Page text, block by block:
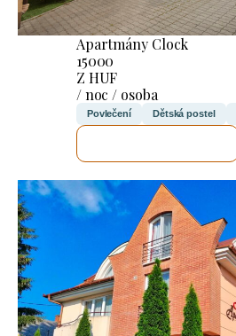
Apartmány Clock
15000
Z HUF
/ noc / osoba
Povlečení Dětská postel